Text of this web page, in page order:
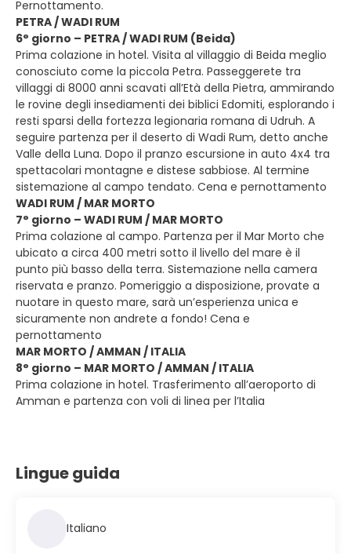
Pernottamento.
PETRA / WADI RUM
6° giorno – PETRA / WADI RUM (Beida)
Prima colazione in hotel. Visita al villaggio di Beida meglio
conosciuto come la piccola Petra. Passeggerete tra
villaggi di 8000 anni scavati all’Età della Pietra, ammirando
le rovine degli insediamenti dei biblici Edomiti, esplorando i
resti sparsi della fortezza legionaria romana di Udruh. A
seguire partenza per il deserto di Wadi Rum, detto anche
Valle della Luna. Dopo il pranzo escursione in auto 4x4 tra
spettacolari montagne e distese sabbiose. Al termine
sistemazione al campo tendato. Cena e pernottamento
WADI RUM / MAR MORTO
7° giorno – WADI RUM / MAR MORTO
Prima colazione al campo. Partenza per il Mar Morto che
ubicato a circa 400 metri sotto il livello del mare è il
punto più basso della terra. Sistemazione nella camera
riservata e pranzo. Pomeriggio a disposizione, provate a
nuotare in questo mare, sarà un’esperienza unica e
sicuramente non andrete a fondo! Cena e
pernottamento
MAR MORTO / AMMAN / ITALIA
8° giorno – MAR MORTO / AMMAN / ITALIA
Prima colazione in hotel. Trasferimento all’aeroporto di
Amman e partenza con voli di linea per l’Italia
Lingue guida
Italiano